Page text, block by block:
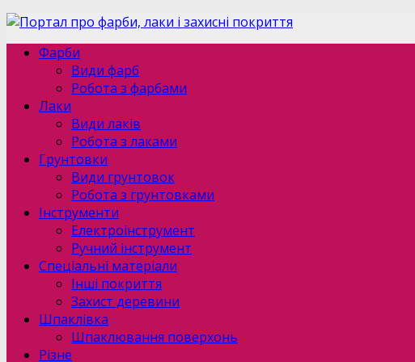
Фарби
Види фарб
Робота з фарбами
Лаки
Види лаків
Робота з лаками
Грунтовки
Види грунтовок
Робота з грунтовками
Інструменти
Електроінструмент
Ручний інструмент
Спеціальні матеріали
Інші покриття
Захист деревини
Шпаклівка
Шпаклювання поверхонь
Різне